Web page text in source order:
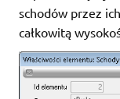
schodów przez
całkowitą